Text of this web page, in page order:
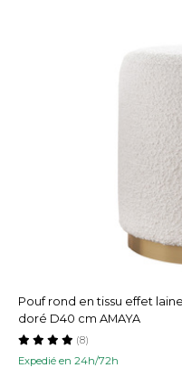
Pouf rond en tissu effet
doré D40 cm AMAYA
Expedié en 24h/72h
(8)